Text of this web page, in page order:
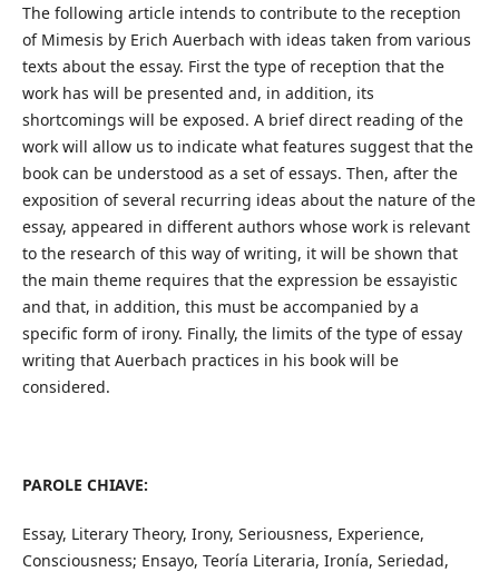
The following article intends to contribute to the reception
of Mimesis by Erich Auerbach with ideas taken from various
texts about the essay. First the type of reception that the
work has will be presented and, in addition, its
shortcomings will be exposed. A brief direct reading of the
work will allow us to indicate what features suggest that the
book can be understood as a set of essays. Then, after the
exposition of several recurring ideas about the nature of the
essay, appeared in different authors whose work is relevant
to the research of this way of writing, it will be shown that
the main theme requires that the expression be essayistic
and that, in addition, this must be accompanied by a
specific form of irony. Finally, the limits of the type of essay
writing that Auerbach practices in his book will be
considered.
PAROLE CHIAVE:
Essay, Literary Theory, Irony, Seriousness, Experience,
Consciousness; Ensayo, Teoría Literaria, Ironía, Seriedad,